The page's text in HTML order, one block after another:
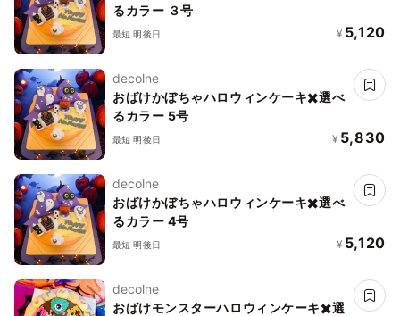
るカラー ３号
最短 明後日 ¥ 5,120
decolne
おばけかぼちゃハロウィンケーキ✖️選べ
るカラー 5号
最短 明後日 ¥ 5,830
decolne
おばけかぼちゃハロウィンケーキ✖️選べ
るカラー 4号
最短 明後日 ¥ 5,120
decolne
おばけモンスターハロウィンケーキ✖️選